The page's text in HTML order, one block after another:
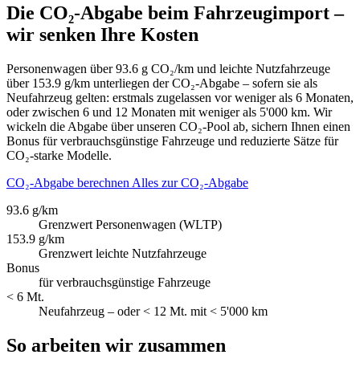
Die CO₂-Abgabe beim Fahrzeugimport –
wir senken Ihre Kosten
Personenwagen über 93.6 g CO₂/km und leichte Nutzfahrzeuge
über 153.9 g/km unterliegen der CO₂-Abgabe – sofern sie als
Neufahrzeug gelten: erstmals zugelassen vor weniger als 6 Monaten,
oder zwischen 6 und 12 Monaten mit weniger als 5'000 km. Wir
wickeln die Abgabe über unseren CO₂-Pool ab, sichern Ihnen einen
Bonus für verbrauchsgünstige Fahrzeuge und reduzierte Sätze für
CO₂-starke Modelle.
CO₂-Abgabe berechnen Alles zur CO₂-Abgabe
93.6 g/km
Grenzwert Personenwagen (WLTP)
153.9 g/km
Grenzwert leichte Nutzfahrzeuge
Bonus
für verbrauchsgünstige Fahrzeuge
< 6 Mt.
Neufahrzeug – oder < 12 Mt. mit < 5'000 km
So arbeiten wir zusammen